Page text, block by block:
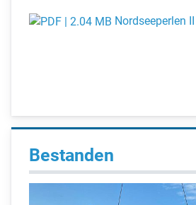
Nordseeperlen II
Bestanden